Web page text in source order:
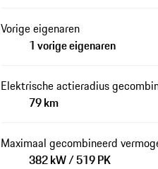
Vorige eigenaren
1 vorige eigenaren
Elektrische actieradius
79 km
Maximaal gecombineerd
382 kW / 519 PK